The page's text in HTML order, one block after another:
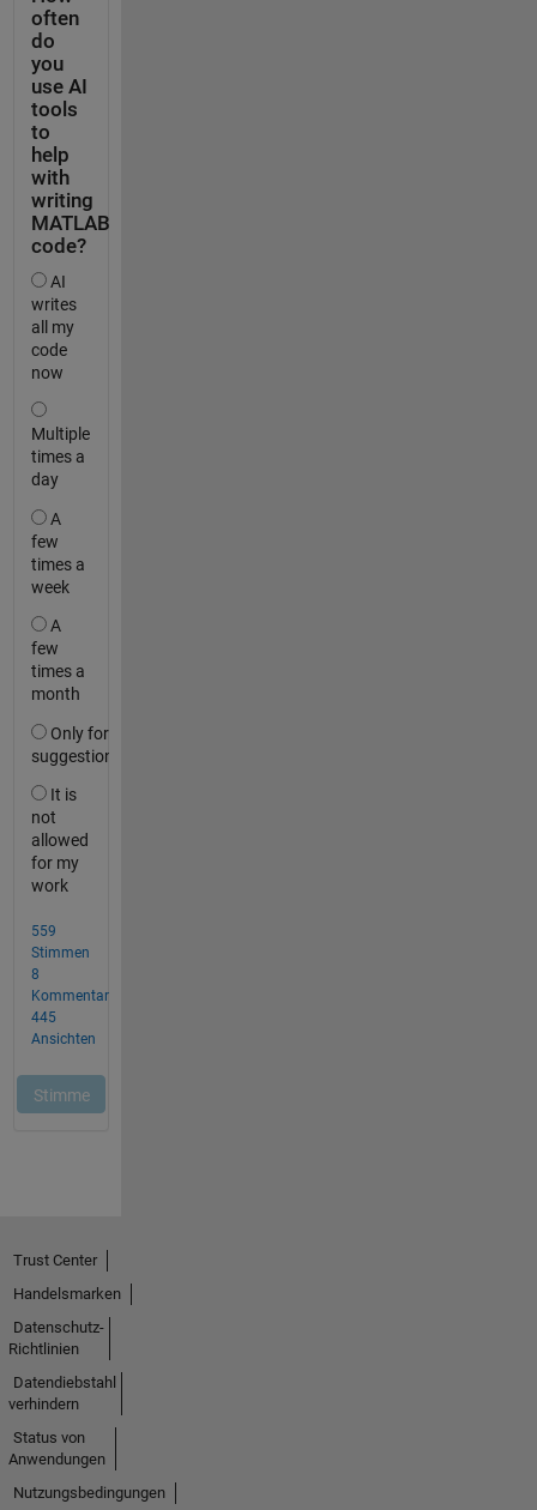
Trust Center
Handelsmarken
Datenschutz-
Richtlinien
Datendiebstahl
verhindern
Status von
Anwendungen
Nutzungsbedingungen